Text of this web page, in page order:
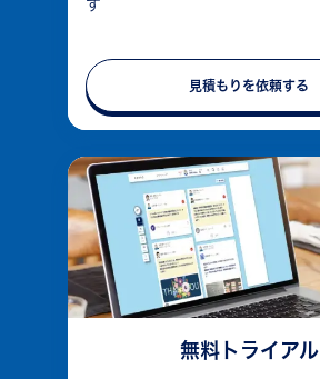
す
見積もりを依頼する
無料トライアル